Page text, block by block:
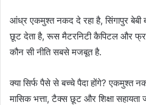
आंध्र एकमुश्त नकद दे रहा है, सिंगापुर
छूट देता है, रूस मैटरनिटी कैपिटल और
कौन सी नीति सबसे मजबूत है.
क्या सिर्फ पैसे से बच्चे पैदा होंगे? एकमुश्त
मासिक भत्ता, टैक्स छूट और शिक्षा सहायता